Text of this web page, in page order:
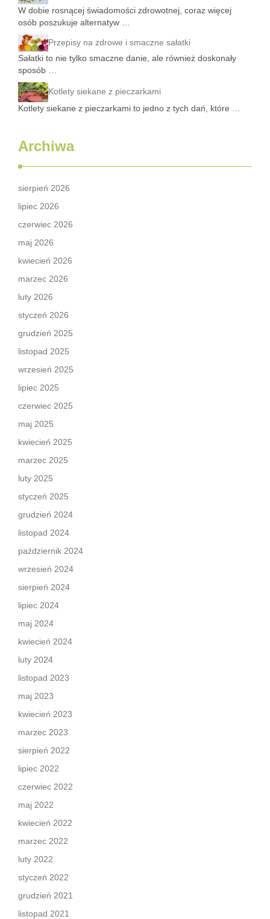
W dobie rosnącej świadomości zdrowotnej, coraz więcej
osób poszukuje alternatyw …
Przepisy na zdrowe i smaczne sałatki
Sałatki to nie tylko smaczne danie, ale również doskonały
sposób …
Kotlety siekane z pieczarkami
Kotlety siekane z pieczarkami to jedno z tych dań, które …
Archiwa
sierpień 2026
lipiec 2026
czerwiec 2026
maj 2026
kwiecień 2026
marzec 2026
luty 2026
styczeń 2026
grudzień 2025
listopad 2025
wrzesień 2025
lipiec 2025
czerwiec 2025
maj 2025
kwiecień 2025
marzec 2025
luty 2025
styczeń 2025
grudzień 2024
listopad 2024
październik 2024
wrzesień 2024
sierpień 2024
lipiec 2024
maj 2024
kwiecień 2024
luty 2024
listopad 2023
maj 2023
kwiecień 2023
marzec 2023
sierpień 2022
lipiec 2022
czerwiec 2022
maj 2022
kwiecień 2022
marzec 2022
luty 2022
styczeń 2022
grudzień 2021
listopad 2021